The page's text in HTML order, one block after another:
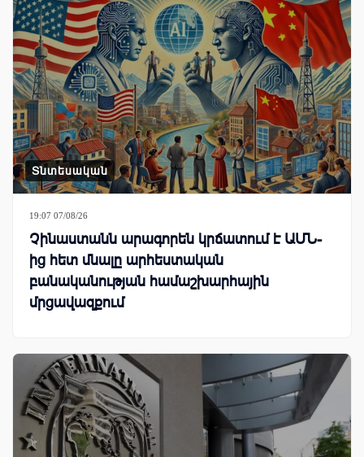
Տնտեսական
19:07 07/08/26
Չինաստանն արագորեն կրճատում է ԱՄՆ-
ից հետ մնալը արհեստական
բանականության համաշխարհային
մրցավազքում